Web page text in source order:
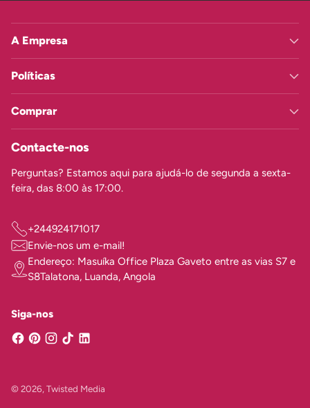
A Empresa
Políticas
Comprar
Contacte-nos
Perguntas? Estamos aqui para ajudá-lo de segunda a sexta-
feira, das 8:00 às 17:00.
+244924171017
Envie-nos um e-mail!
Endereço: Masuíka Office Plaza Gaveto entre as vias S7 e
S8Talatona, Luanda, Angola
Siga-nos
© 2026, Twisted Media